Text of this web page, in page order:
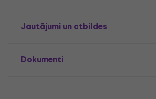
Jautājumi un atbildes
Dokumenti